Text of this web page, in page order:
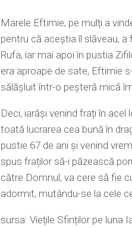
Marele Eftimie, pe mulți a
pentru că aceștia îl slăveau,
Rufa, iar mai apoi în pustia
era aproape de sate, Eftimie
sălășluit într-o peșteră mică
Deci, iarăși venind frați în
toată lucrarea cea bună în
pustie 67 de ani și venind
spus fraților să-i păzească
către Domnul, va cere să fie
adormit, mutându-se la cele
sursa: Viețile Sfinților pe luna